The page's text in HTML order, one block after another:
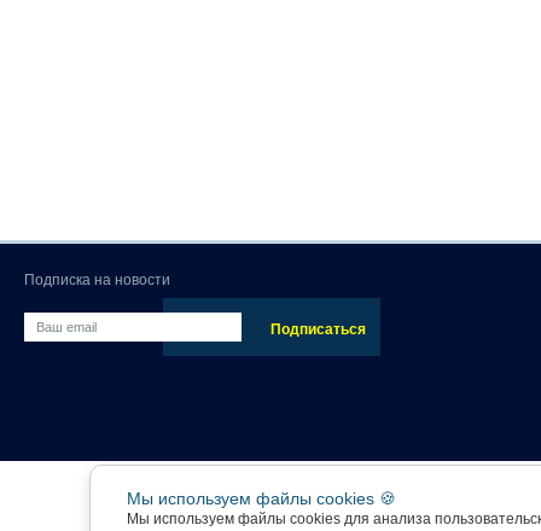
Подписка на новости
Мы используем файлы cookies 🍪
Мы используем файлы cookies для анализа